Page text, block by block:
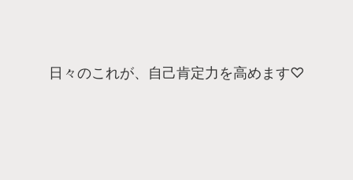
日々のこれが、自己肯定力を高めます♡